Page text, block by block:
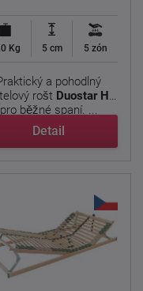
Kg 5 cm 5 zón
a pohodlný
rošt Duostar HN
pro běžné spaní. ...
Detail